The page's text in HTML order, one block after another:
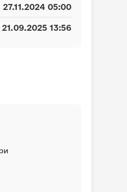
27.11.2024 05:00
21.09.2025 13:56